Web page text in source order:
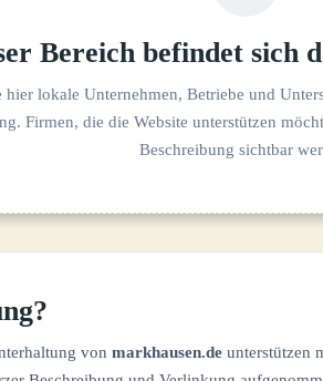
Bereich befindet sich
lokale Unternehmen, Betriebe und
Firmen, die die Website unterstützen
Beschreibung sichtbar
von markhausen.de unterstützen